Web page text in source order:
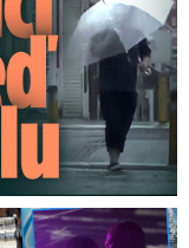
manželky!